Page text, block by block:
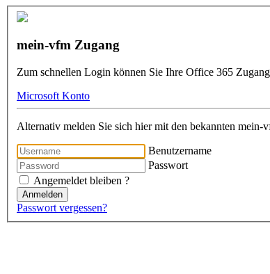
mein-vfm Zugang
Zum schnellen Login können Sie Ihre Office 365
Microsoft Konto
Alternativ melden Sie sich hier mit den bekannten mein-
Benutzername
Passwort
Angemeldet bleiben ?
Anmelden
Passwort vergessen?